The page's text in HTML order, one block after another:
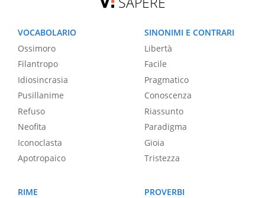
VOCABOLARIO
Ossimoro
Filantropo
Idiosincrasia
Pusillanime
Refuso
Neofita
Iconoclasta
Apotropaico
SINONIMI E CONTRARI
Libertà
Facile
Pragmatico
Conoscenza
Riassunto
Paradigma
Gioia
Tristezza
RIME
PROVERBI